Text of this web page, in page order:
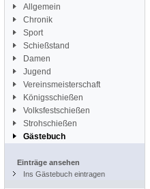
Allgemein
Chronik
Sport
Schießstand
Damen
Jugend
Vereinsmeisterschaft
Königsschießen
Volksfestschießen
Strohschießen
Gästebuch
Einträge ansehen
Ins Gästebuch eintragen